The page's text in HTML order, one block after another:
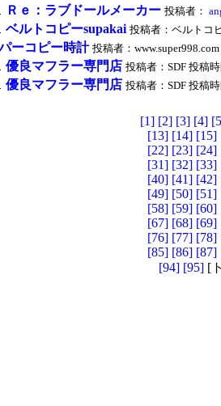
Ｒｅ：ラブドールメーカー 投稿者：
ベルトコピーsupakai 投稿者：ベルトコ
ーコピー時計 投稿者：
優良マフラー専門店 投稿者：SDF 投稿
優良マフラー専門店 投稿者：SDF 投稿
[1] [2] [3] [4]
[13] [14] [15]
[22] [23] [24]
[31] [32] [33]
[40] [41] [42]
[49] [50] [51]
[58] [59] [60]
[67] [68] [69]
[76] [77] [78]
[85] [86] [87]
[94] [95] [